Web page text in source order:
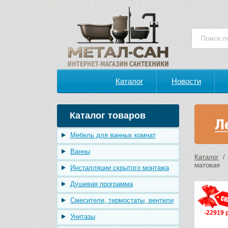
Каталог Новости
Каталог товаров
Мебель для ванных комнат
Ванны
Инсталляции скрытого монтажа
Душевая программа
Смесители, термостаты, вентили
Унитазы
Каталог /
матовая
-22919